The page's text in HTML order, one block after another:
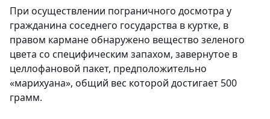
При осуществлении пограничного досмотра у
гражданина соседнего государства в куртке, в
правом кармане обнаружено вещество зеленого
цвета со специфическим запахом, завернутое в
целлофановой пакет, предположительно
«марихуана», общий вес которой достигает 500
грамм.